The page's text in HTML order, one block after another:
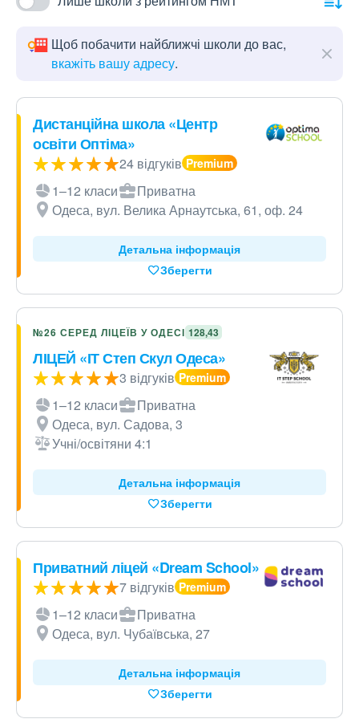
Щоб побачити найближчі школи до вас,
вкажіть вашу адресу.
Дистанційна школа «Центр
освіти Оптіма»
24 відгуків
1–12 класи
Приватна
Одеса, вул. Велика Арнаутська, 61, оф. 24
Детальна інформація
Зберегти
№26 СЕРЕД ЛІЦЕЇВ У ОДЕСІ 128,43
ЛІЦЕЙ «ІТ Степ Скул Одеса»
3 відгуків
1–12 класи
Приватна
Одеса, вул. Садова, 3
Учні/освітяни 4:1
Детальна інформація
Зберегти
Приватний ліцей «Dream School»
7 відгуків
1–12 класи
Приватна
Одеса, вул. Чубаївська, 27
Детальна інформація
Зберегти